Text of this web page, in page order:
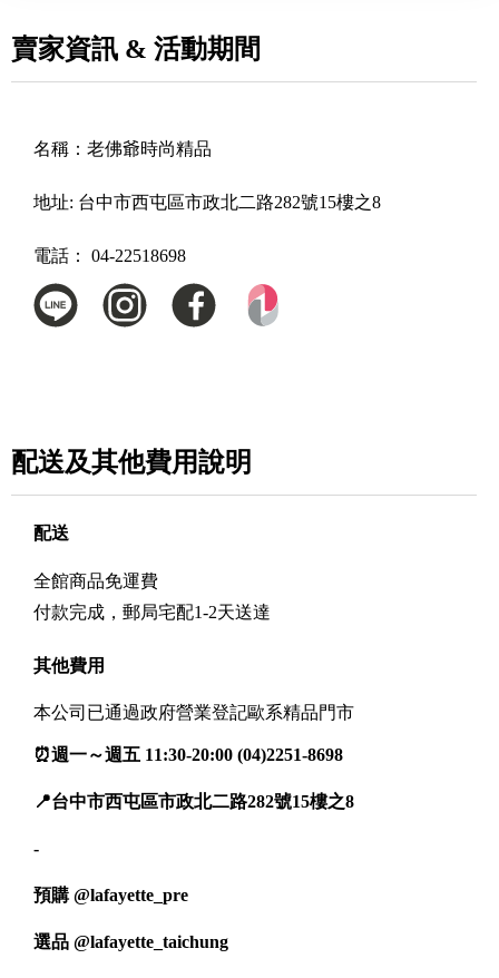
賣家資訊 & 活動期間
名稱： 老佛爺時尚精品
地址: 台中市西屯區市政北二路282號15樓之8
電話： 04-22518698
配送及其他費用說明
配送
全館商品免運費
付款完成，郵局宅配1-2天送達
其他費用
本公司已通過政府營業登記歐系精品門市
⏰週一～週五 11:30-20:00 (04)2251-8698
📍台中市西屯區市政北二路282號15樓之8
-
預購 @lafayette_pre
選品 @lafayette_taichung